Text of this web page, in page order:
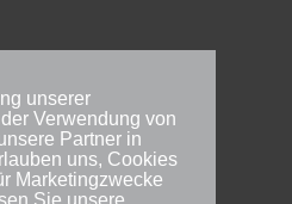
unserer
Verwendung von
Partner in
uns, Cookies
Marketingzwecke
Sie unsere